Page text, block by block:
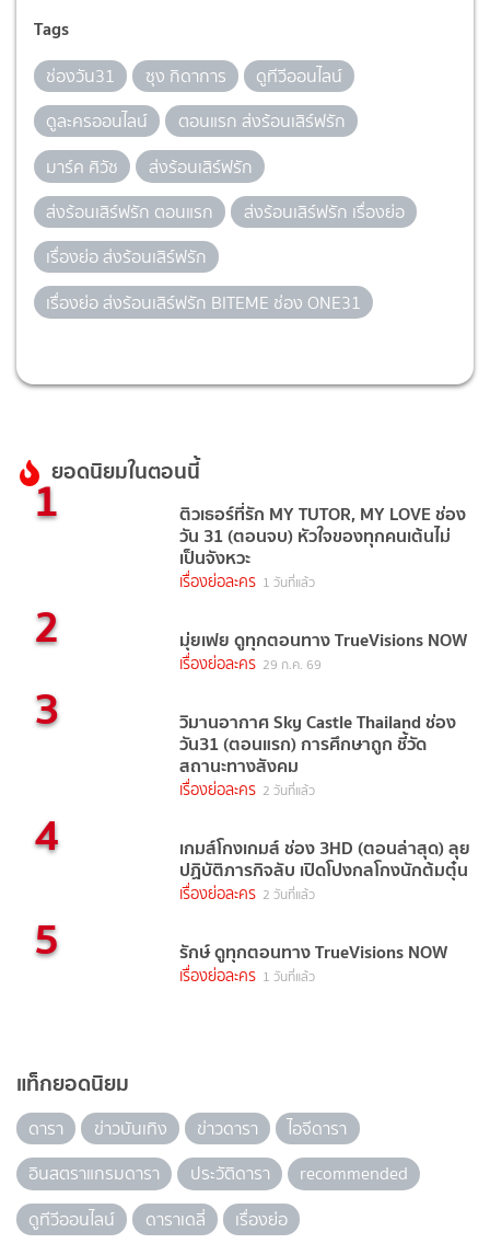
Tags
ช่องวัน31 ซุง กิดาการ
ดูทีวีออนไลน์
ดูละครออนไลน์
ตอนแรก ส่งร้อนเสิร์ฟรัก
มาร์ค ศิวัช
ส่งร้อนเสิร์ฟรัก
ส่งร้อนเสิร์ฟรัก ตอนแรก
ส่งร้อนเสิร์ฟรัก เรื่องย่อ
เรื่องย่อ ส่งร้อนเสิร์ฟรัก
เรื่องย่อ ส่งร้อนเสิร์ฟรัก BITEME ช่อง ONE31
ยอดนิยมในตอนนี้
1 ติวเธอร์ที่รัก MY TUTOR, MY LOVE ช่อง
วัน 31 (ตอนจบ) หัวใจของทุกคนเต้นไม่
เป็นจังหวะ
เรื่องย่อละคร 1 วันที่แล้ว
2 มุ่ยเฟย ดูทุกตอนทาง TrueVisions NOW
เรื่องย่อละคร 29 ก.ค. 69
3 วิมานอากาศ Sky Castle Thailand ช่อง
วัน31 (ตอนแรก) การศึกษาถูก ชี้วัด
สถานะทางสังคม
เรื่องย่อละคร 2 วันที่แล้ว
4 เกมส์โกงเกมส์ ช่อง 3HD (ตอนล่าสุด) ลุย
ปฏิบัติภารกิจลับ เปิดโปงกลโกงนักต้มตุ๋น
เรื่องย่อละคร 2 วันที่แล้ว
5 รักษ์ ดูทุกตอนทาง TrueVisions NOW
เรื่องย่อละคร 1 วันที่แล้ว
แท็กยอดนิยม
ดารา ข่าวบันเทิง ข่าวดารา
ไอจีดารา
อินสตราแกรมดารา
ประวัติดารา
recommended
ดูทีวีออนไลน์
ดาราเดลี่ เรื่องย่อ